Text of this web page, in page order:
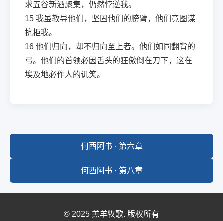
求五谷新酒聚集，仍然悖逆我。
15 我虽教导他们，坚固他们的膀臂，他们竟图谋
抗拒我。
16 他们归向，却不归向至上者。他们如同翻背的
弓。他们的首领必因舌头的狂傲倒在刀下，这在
埃及地必作人的讥笑。
何西阿书 · 第六章
何西阿书 · 第八章
© 2025 羔羊牧歌. 版权所有